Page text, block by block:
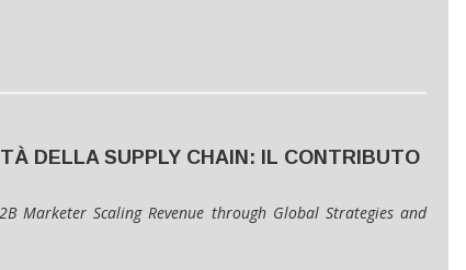
DELLA SUPPLY CHAIN: IL CONTRIBUTO
Marketer Scaling Revenue through Global Strategies and